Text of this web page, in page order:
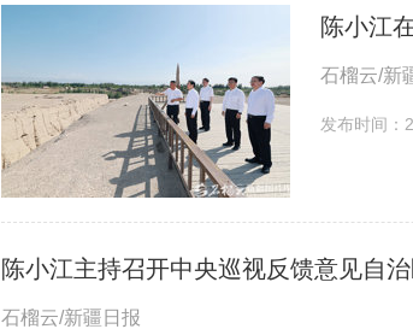
陈小江
石榴云/新
发布时间：
陈小江主持召开中央巡视反馈意见自
石榴云/新疆日报